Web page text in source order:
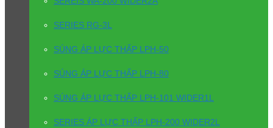
SERIES RG-3L
SÚNG ÁP LỰC THẤP LPH-50
SÚNG ÁP LỰC THẤP LPH-80
SÚNG ÁP LỰC THẤP LPH-101 WIDER1L
SERIES ÁP LỰC THẤP LPH-200 WIDER2L